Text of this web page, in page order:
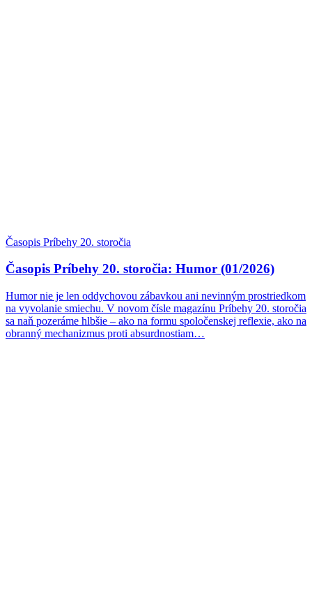
Časopis Príbehy 20. storočia
Časopis Príbehy 20. storočia: Humor (01/2026)
Humor nie je len oddychovou zábavkou ani nevinným prostriedkom
na vyvolanie smiechu. V novom čísle magazínu Príbehy 20. storočia
sa naň pozeráme hlbšie – ako na formu spoločenskej reflexie, ako na
obranný mechanizmus proti absurdnostiam…